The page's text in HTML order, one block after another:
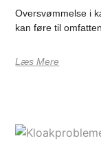
Oversvømmelse i
kan føre til
Læs Mere